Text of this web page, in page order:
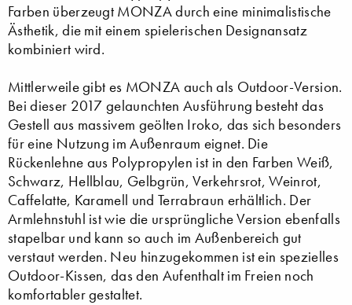
Farben überzeugt MONZA durch eine minimalistische
Ästhetik, die mit einem spielerischen Designansatz
kombiniert wird.
Mittlerweile gibt es MONZA auch als Outdoor-Version.
Bei dieser 2017 gelaunchten Ausführung besteht das
Gestell aus massivem geölten Iroko, das sich besonders
für eine Nutzung im Außenraum eignet. Die
Rückenlehne aus Polypropylen ist in den Farben Weiß,
Schwarz, Hellblau, Gelbgrün, Verkehrsrot, Weinrot,
Caffelatte, Karamell und Terrabraun erhältlich. Der
Armlehnstuhl ist wie die ursprüngliche Version ebenfalls
stapelbar und kann so auch im Außenbereich gut
verstaut werden. Neu hinzugekommen ist ein spezielles
Outdoor-Kissen, das den Aufenthalt im Freien noch
komfortabler gestaltet.